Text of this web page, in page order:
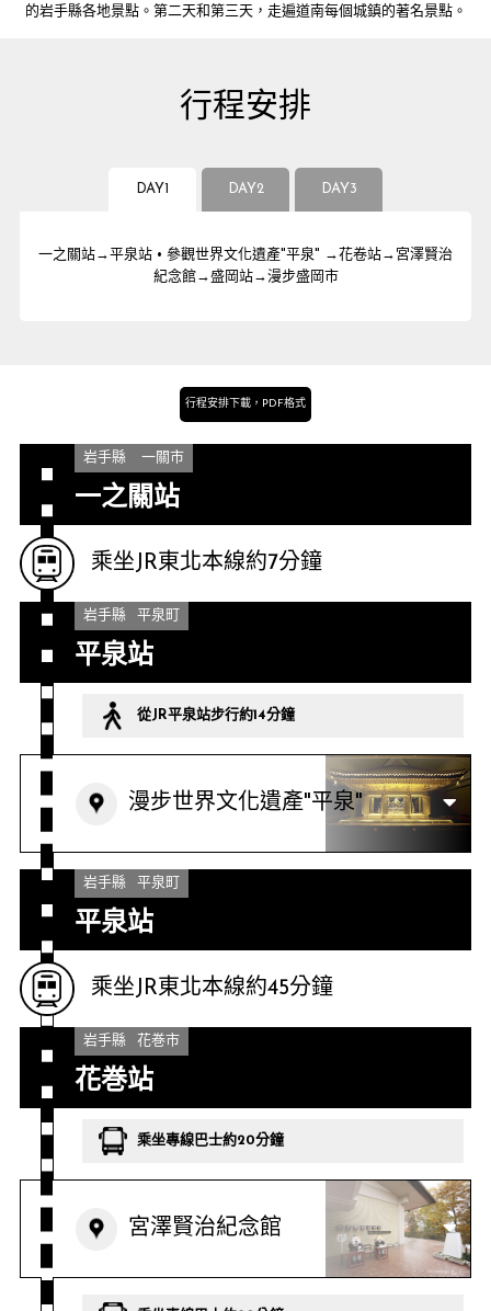
的岩手縣各地景點。第二天和第三天，走遍道南每個城鎮的著名景點。
行程安排
DAY1 DAY2 DAY3
一之關站→平泉站 • 參觀世界文化遺產"平泉" →花卷站→宮澤賢治
紀念館→盛岡站→漫步盛岡市
行程安排下載，PDF格式
岩手縣 一關市
一之關站
乘坐JR東北本線約7分鐘
岩手縣 平泉町
平泉站
從JR平泉站步行約14分鐘
漫步世界文化遺產"平泉"
岩手縣 平泉町
平泉站
乘坐JR東北本線約45分鐘
岩手縣 花巻市
花巻站
乘坐專線巴士約20分鐘
宮澤賢治紀念館